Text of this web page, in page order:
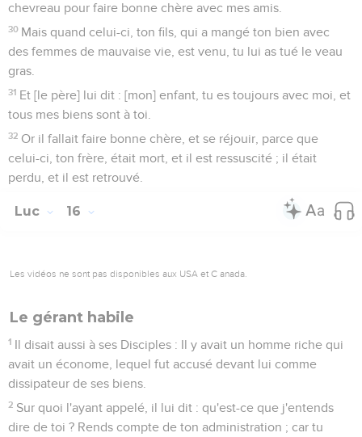
chevreau pour faire bonne chère avec mes amis.
30 Mais quand celui-ci, ton fils, qui a mangé ton bien avec
des femmes de mauvaise vie, est venu, tu lui as tué le veau
gras.
31 Et [le père] lui dit : [mon] enfant, tu es toujours avec moi, et
tous mes biens sont à toi.
32 Or il fallait faire bonne chère, et se réjouir, parce que
celui-ci, ton frère, était mort, et il est ressuscité ; il était
perdu, et il est retrouvé.
Luc 16
Les vidéos ne sont pas disponibles aux USA et C anada.
Le gérant habile
1 Il disait aussi à ses Disciples : Il y avait un homme riche qui
avait un économe, lequel fut accusé devant lui comme
dissipateur de ses biens.
2 Sur quoi l'ayant appelé, il lui dit : qu'est-ce que j'entends
dire de toi ? Rends compte de ton administration ; car tu